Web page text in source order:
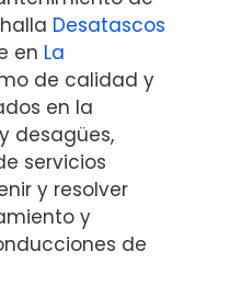
Desatascos
en La
de calidad y
en la
y desagües,
servicios
y resolver
y
de